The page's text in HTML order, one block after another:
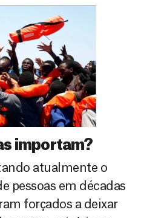
importam?
atualmente o
pessoas em décadas
forçados a deixar